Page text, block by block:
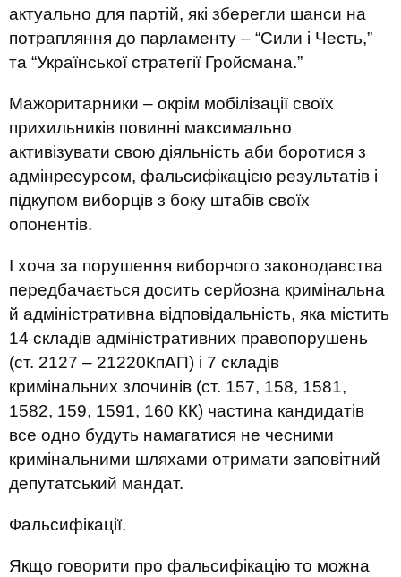
актуально для партій, які зберегли шанси на
потрапляння до парламенту – “Сили і Честь,”
та “Української стратегії Гройсмана.”
Мажоритарники – окрім мобілізації своїх
прихильників повинні максимально
активізувати свою діяльність аби боротися з
адмінресурсом, фальсифікацією результатів і
підкупом виборців з боку штабів своїх
опонентів.
І хоча за порушення виборчого законодавства
передбачається досить серйозна кримінальна
й адміністративна відповідальність, яка містить
14 складів адміністративних правопорушень
(ст. 2127 – 21220КпАП) і 7 складів
кримінальних злочинів (ст. 157, 158, 1581,
1582, 159, 1591, 160 КК) частина кандидатів
все одно будуть намагатися не чесними
кримінальними шляхами отримати заповітний
депутатський мандат.
Фальсифікації.
Якщо говорити про фальсифікацію то можна